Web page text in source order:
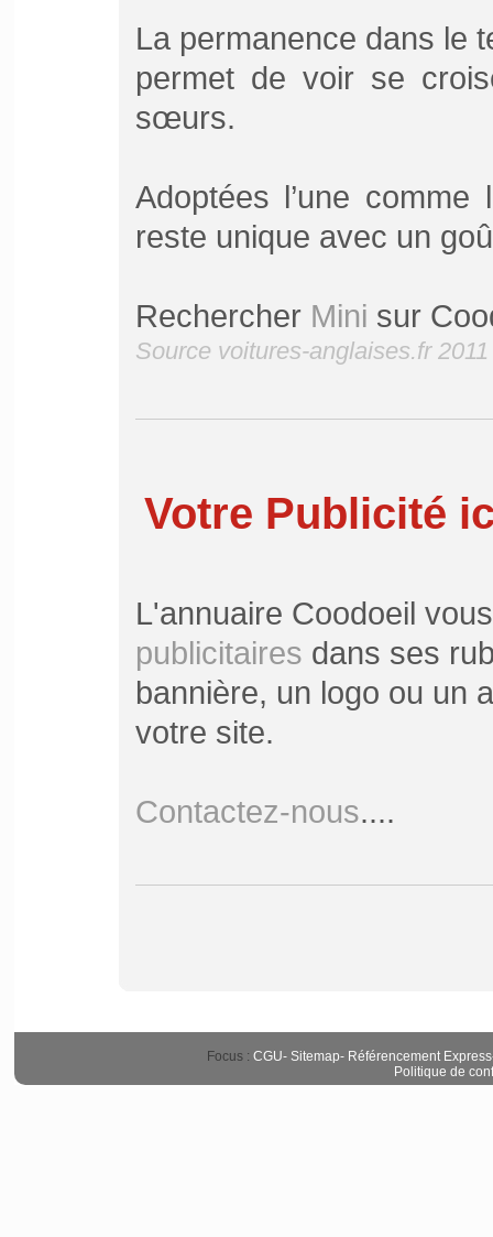
La permanence dans le
permet de voir se
sœurs.
Adoptées l’une
reste unique avec un
Rechercher Mini sur
Source voitures-anglaises.fr 2011
Votre Publicité
L'annuaire Coodoeil
publicitaires dans ses
bannière, un logo ou un
votre site.
Contactez-nous....
Focus : CGU- Sitemap- Référencement Express
Politique de